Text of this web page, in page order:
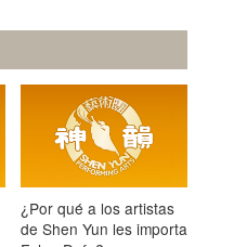
¿Por qué a los artistas
de Shen Yun les importa